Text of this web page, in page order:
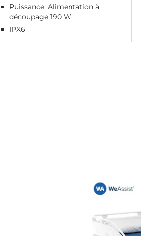
Puissance: Alimentation à
découpage 190 W
IPX6